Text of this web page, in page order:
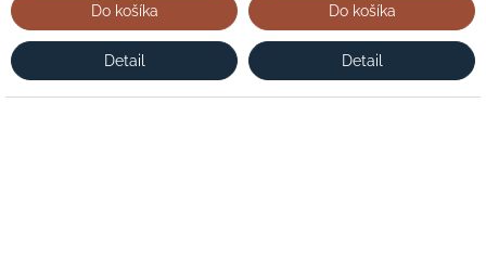
Do košíka
Detail
Do košíka
Detail